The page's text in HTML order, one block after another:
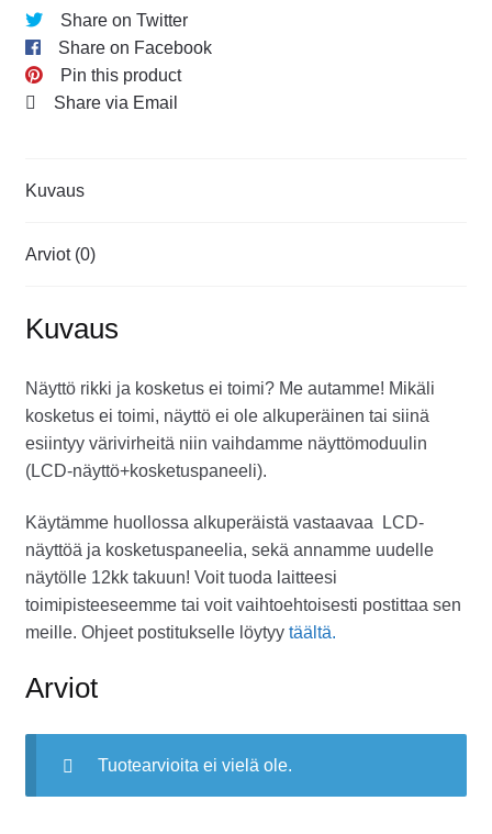
Share on Twitter
Share on Facebook
Pin this product
Share via Email
Kuvaus
Arviot (0)
Kuvaus
Näyttö rikki ja kosketus ei toimi? Me autamme! Mikäli
kosketus ei toimi, näyttö ei ole alkuperäinen tai siinä
esiintyy värivirheitä niin vaihdamme näyttömoduulin
(LCD-näyttö+kosketuspaneeli).
Käytämme huollossa alkuperäistä vastaavaa LCD-
näyttöä ja kosketuspaneelia, sekä annamme uudelle
näytölle 12kk takuun! Voit tuoda laitteesi
toimipisteeseemme tai voit vaihtoehtoisesti postittaa sen
meille. Ohjeet postitukselle löytyy täältä.
Arviot
Tuotearvioita ei vielä ole.